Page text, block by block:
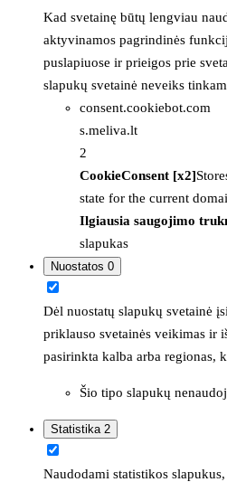
Kad svetainę būtų lengviau
aktyvinamos pagrindinės
puslapiuose ir prieigos prie
slapukų svetainė neveiks
consent.cookiebot.com
s.meliva.lt
2
CookieConsent [x2]
state for the current
Ilgiausia saugojimo
slapukas
Nuostatos 0
Dėl nuostatų slapukų svetainė
priklauso svetainės veikimas ir
pasirinkta kalba arba regionas,
Šio tipo slapukų
Statistika 2
Naudodami statistikos